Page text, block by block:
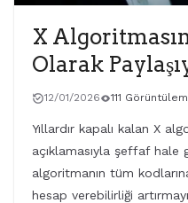
X
Olarak
12/01/2026 111
Yıllardır kapalı kalan X
açıklamasıyla şeffaf hale
algoritmanın tüm
hesap verebilirliği